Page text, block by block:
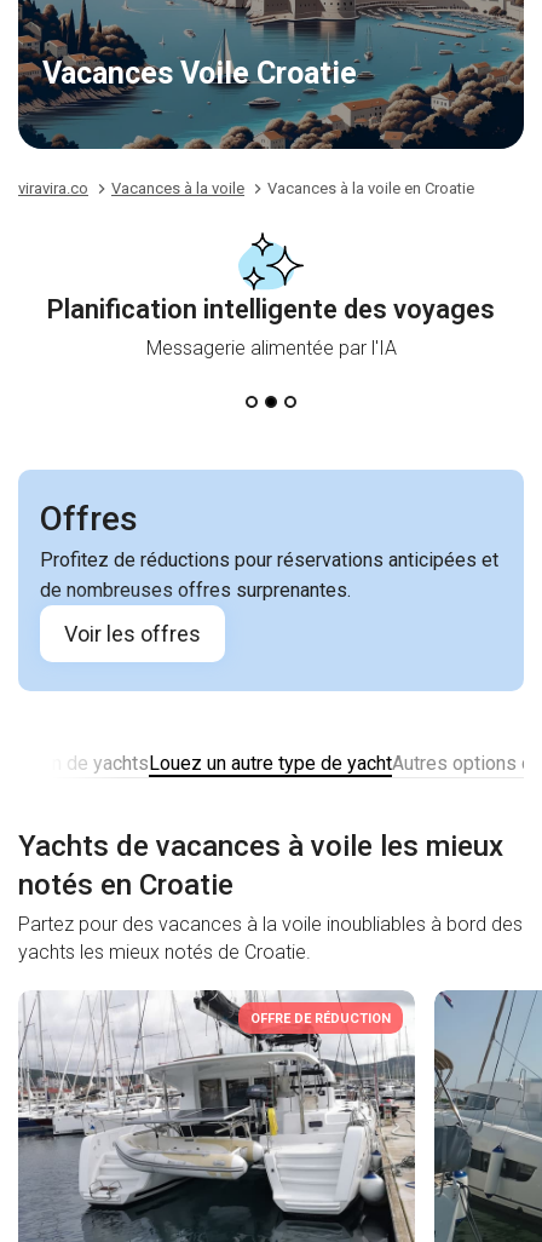
Vacances Voile Croatie
viravira.co Vacances à la voile Vacances à la voile en Croatie
Planification intelligente des voyages
Messagerie alimentée par l'IA
Offres
Profitez de réductions pour réservations anticipées et
de nombreuses offres surprenantes.
Voir les offres
de yachtsLouez un autre type de yachtAutres options
Yachts de vacances à voile les mieux
notés en Croatie
Partez pour des vacances à la voile inoubliables à bord des
yachts les mieux notés de Croatie.
OFFRE DE RÉDUCTION